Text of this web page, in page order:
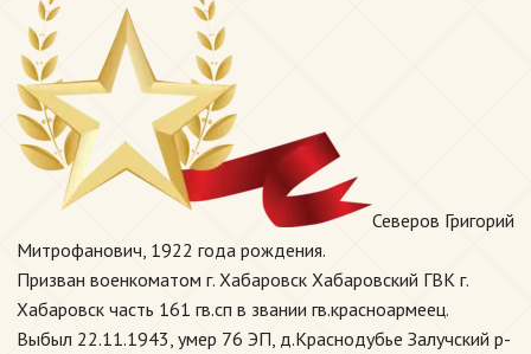
Северов Григорий
Митрофанович, 1922 года рождения.
Призван военкоматом г. Хабаровск Хабаровский ГВК г.
Хабаровск часть 161 гв.сп в звании гв.красноармеец.
Выбыл 22.11.1943, умер 76 ЭП, д.Краснодубье Залучский р-